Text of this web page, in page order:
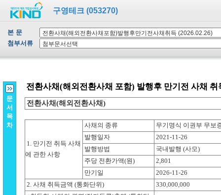
구영테크 (053270)
본 문
첨부서류
문
서
목
차